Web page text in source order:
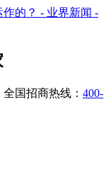
国招商热线： 400-